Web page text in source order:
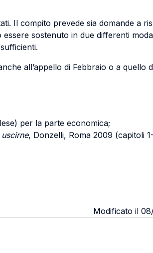
Il compito prevede sia domande a
sostenuto in due differenti
all’appello di Febbraio o a quello
per la parte economica;
, Donzelli, Roma 2009 (capitoli
Modificato il